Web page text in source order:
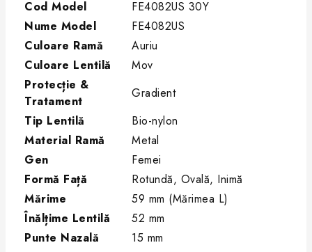
Cod Model
FE4082US 30Y
Nume Model
FE4082US
Culoare Ramă
Auriu
Culoare Lentilă
Mov
Protecție &
Tratament
Gradient
Tip Lentilă
Bio-nylon
Material Ramă
Metal
Gen
Femei
Formă Față
Rotundă, Ovală, Inimă
Mărime
59 mm (Mărimea L)
Înălțime Lentilă
52 mm
Punte Nazală
15 mm